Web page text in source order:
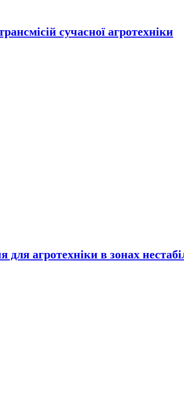
сучасної агротехніки
для агротехніки в зонах